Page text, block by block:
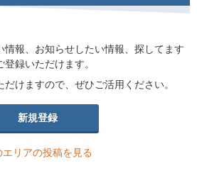
情報、お知らせしたい情報、探してます
録いただけます。
けますので、ぜひご活用ください。
新規登録
エリアの投稿を見る